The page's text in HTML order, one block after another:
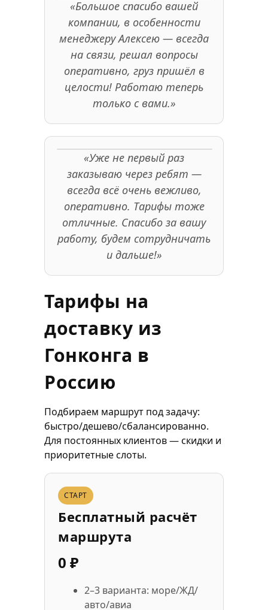
«Большое спасибо вашей
компании, в особенности
менеджеру Алексею — всегда
на связи, решал вопросы
оперативно, груз пришёл в
целости! Работаю теперь
только с вами.»
«Уже не первый раз
заказываю через ребят —
всегда всё очень вежливо,
оперативно. Тарифы тоже
отличные. Спасибо за вашу
работу, будем сотрудничать
и дальше!»
Тарифы на
доставку из
Гонконга в
Россию
Подбираем маршрут под задачу:
быстро/дешево/сбалансированно.
Для постоянных клиентов — скидки и
приоритетные слоты.
СТАРТ
Бесплатный расчёт
маршрута
0 ₽
2–3 варианта: море/ЖД/
авто/авиа